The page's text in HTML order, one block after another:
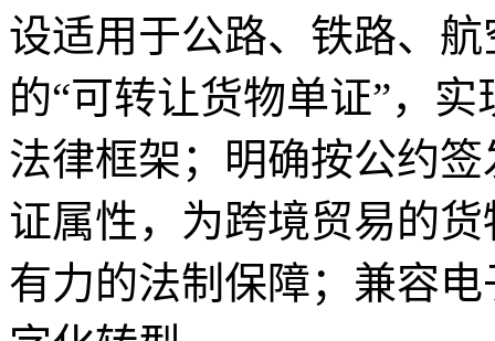
设适用于公路、铁路、
的“可转让货物单证”，
法律框架；明确按公约
证属性，为跨境贸易的
有力的法制保障；兼容